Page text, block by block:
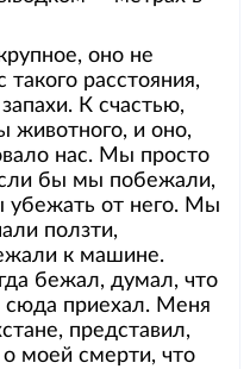
оно не
расстояния,
К счастью,
животного, и оно,
нас. Мы просто
бы мы побежали,
от него. Мы
ползти,
к машине.
бежал, думал, что
сюда приехал. Меня
представил,
моей смерти, что